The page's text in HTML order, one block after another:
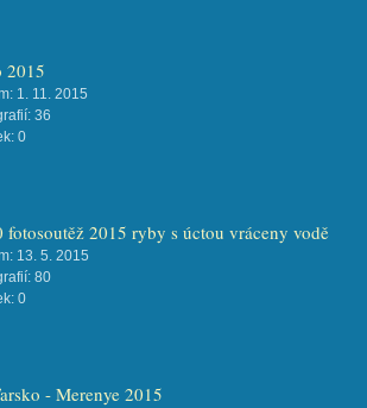
2015
1. 11. 2015
36
0
fotosoutěž 2015 ryby s úctou vráceny vodě
13. 5. 2015
80
0
- Merenye 2015